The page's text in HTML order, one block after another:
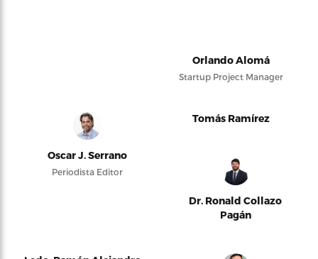
Orlando Alomá
Startup Project Manager
Oscar J. Serrano
Periodista Editor
Tomás Ramírez
Dr. Ronald Collazo
Pagán